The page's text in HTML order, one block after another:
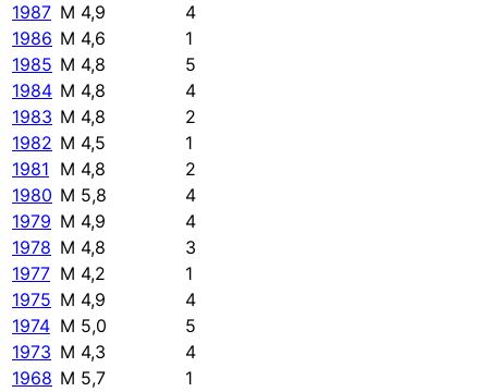
1987 M 4,9
4
1986 M 4,6
1
1985 M 4,8
5
1984 M 4,8
4
1983 M 4,8
2
1982 M 4,5
1
1981 M 4,8
2
1980 M 5,8
4
1979 M 4,9
4
1978 M 4,8
3
1977 M 4,2
1
1975 M 4,9
4
1974 M 5,0
5
1973 M 4,3
4
1968 M 5,7
1